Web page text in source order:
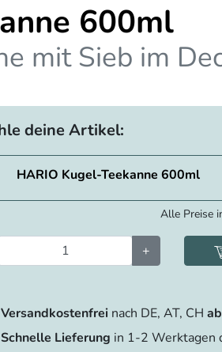
600ml
mit Sieb im
deine Artikel:
HARIO Kugel-Teekanne 600ml
Alle Preise
+
Versandkostenfrei nach DE, AT, CH
Schnelle Lieferung in 1-2 Werktagen